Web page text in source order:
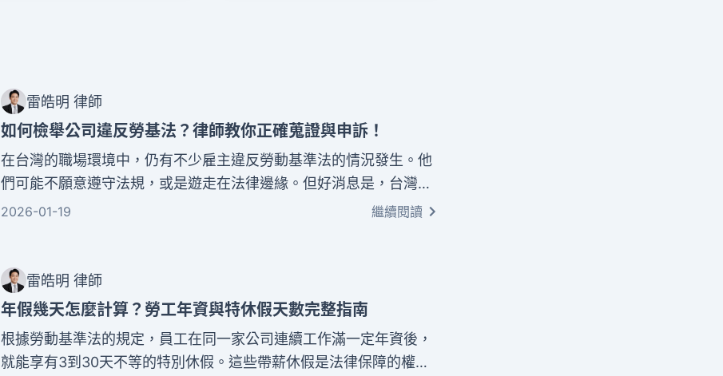
雷皓明 律師
如何檢舉公司違反勞基法？律師教你正確蒐證與申訴！
在台灣的職場環境中，仍有不少雇主違反勞動基準法的情況發生。他
們可能不願意遵守法規，或是遊走在法律邊緣。但好消息是，台灣已
經建立了完善的勞工權益保障機制，讓每一位勞工都能勇敢站出來捍
以及了解整個檢舉流程的每一個步驟。
2026-01-19 繼續閱讀
雷皓明 律師
年假幾天怎麼計算？勞工年資與特休假天數完整指南
根據勞動基準法的規定，員工在同一家公司連續工作滿一定年資後，
就能享有3到30天不等的特別休假。這些帶薪休假是法律保障的權